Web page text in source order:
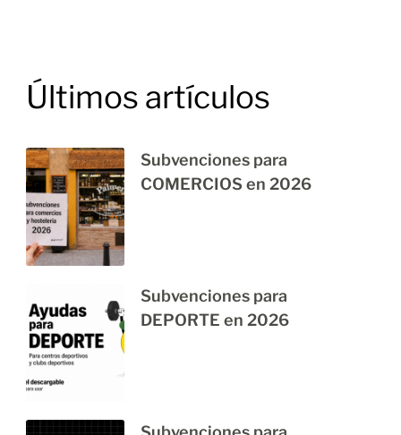
Últimos artículos
Subvenciones para
COMERCIOS en 2026
Subvenciones para
DEPORTE en 2026